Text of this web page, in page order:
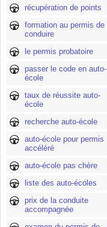
récupération de points
formation au permis de
conduire
le permis probatoire
passer le code en auto-
école
taux de réussite auto-
école
recherche auto-école
auto-école pour permis
accéléré
auto-école pas chère
liste des auto-écoles
prix de la conduite
accompagnée